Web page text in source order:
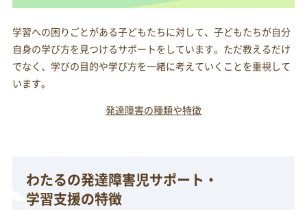
学習への困りごとがある子どもたちに対して、子どもたちが自分
自身の学び方を見つけるサポートをしています。ただ教えるだけ
でなく、学びの目的や学び方を一緒に考えていくことを重視して
います。
発達障害の種類や特徴
わたるの発達障害児サポート・
学習支援の特徴